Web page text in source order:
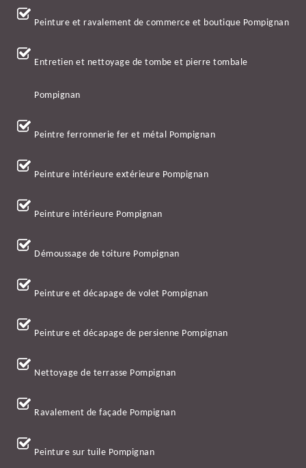
Peinture et ravalement de commerce et boutique Pompignan
Entretien et nettoyage de tombe et pierre tombale
Pompignan
Peintre ferronnerie fer et métal Pompignan
Peinture intérieure extérieure Pompignan
Peinture intérieure Pompignan
Démoussage de toiture Pompignan
Peinture et décapage de volet Pompignan
Peinture et décapage de persienne Pompignan
Nettoyage de terrasse Pompignan
Ravalement de façade Pompignan
Peinture sur tuile Pompignan